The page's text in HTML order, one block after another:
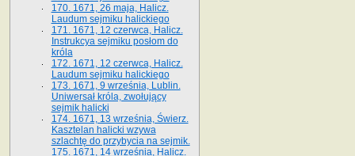
170. 1671, 26 maja, Halicz.
Laudum sejmiku halickiego
171. 1671, 12 czerwca, Halicz.
Instrukcya sejmiku posłom do
króla
172. 1671, 12 czerwca, Halicz.
Laudum sejmiku halickiego
173. 1671, 9 września, Lublin.
Uniwersał króla, zwołujący
sejmik halicki
174. 1671, 13 września, Świerz.
Kasztelan halicki wzywa
szlachtę do przybycia na sejmik.
175. 1671, 14 września, Halicz.